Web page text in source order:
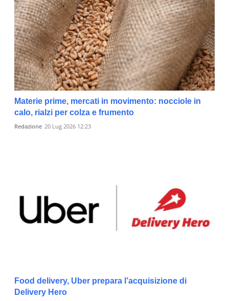
Materie prime, mercati in movimento: nocciole in
calo, rialzi per colza e frumento
Redazione 20 Lug 2026 12:23
Food delivery, Uber prepara l’acquisizione di
Delivery Hero